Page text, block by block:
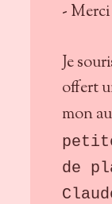
-
Je
offert
mon
de